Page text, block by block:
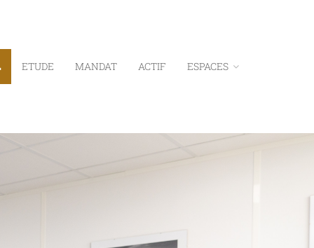
ETUDE MANDAT ACTIF ESPACES